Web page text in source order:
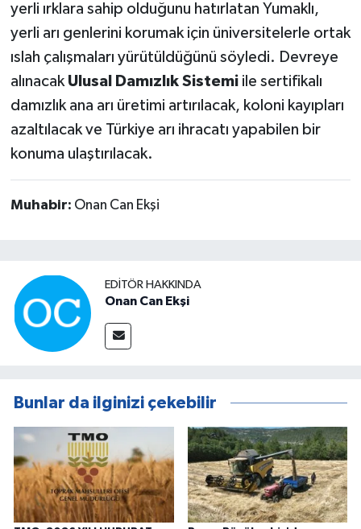
yerli ırklara sahip olduğunu hatırlatan Yumaklı,
yerli arı genlerini korumak için üniversitelerle ortak
ıslah çalışmaları yürütüldüğünü söyledi. Devreye
alınacak Ulusal Damızlık Sistemiile sertifikalı
damızlık ana arı üretimi artırılacak, koloni kayıpları
azaltılacak ve Türkiye arı ihracatı yapabilen bir
konuma ulaştırılacak.
Muhabir: Onan Can Ekşi
EDITÖR HAKKINDA
Onan Can Ekşi
Bunlar da ilginizi çekebilir